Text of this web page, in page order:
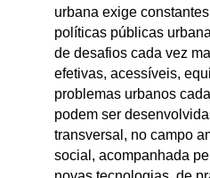
urbana exige
políticas públicas
de desafios cada vez
efetivas, acessíveis,
problemas urbanos
podem ser
transversal, no campo
social, acompanhada